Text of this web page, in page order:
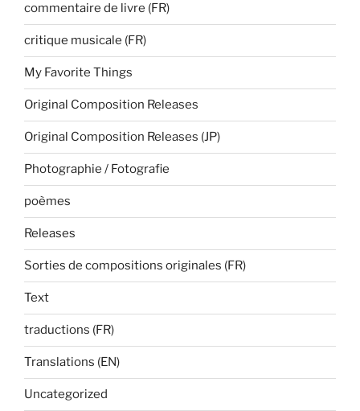
commentaire de livre (FR)
critique musicale (FR)
My Favorite Things
Original Composition Releases
Original Composition Releases (JP)
Photographie / Fotografie
poèmes
Releases
Sorties de compositions originales (FR)
Text
traductions (FR)
Translations (EN)
Uncategorized